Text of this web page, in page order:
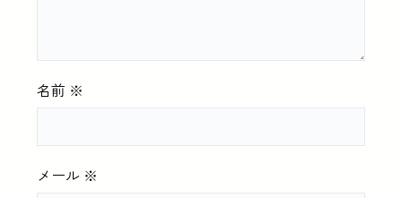
名前 ※
メール ※